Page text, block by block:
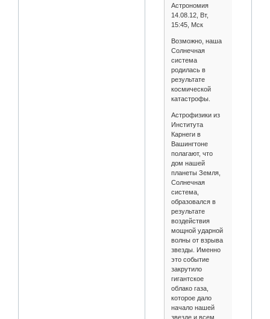
Астрономия
14.08.12, Вт,
15:45, Мск
Возможно, наша
Солнечная
система
родилась в
результате
космической
катастрофы.
Астрофизики из
Института
Карнеги в
Вашингтоне
полагают, что
дом нашей
планеты Земля,
Солнечная
система,
образовался в
результате
воздействия
мощной ударной
волны от взрыва
звезды. Именно
это событие
закрутило
гигантское
облако газа,
которое дало
начало нашей
звезде и всем